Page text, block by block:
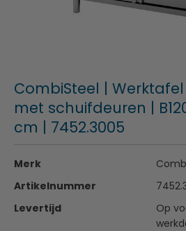
CombiSteel | Werktafel
met schuifdeuren |
cm | 7452.3005
Merk
Artikelnummer
Levertijd
Op